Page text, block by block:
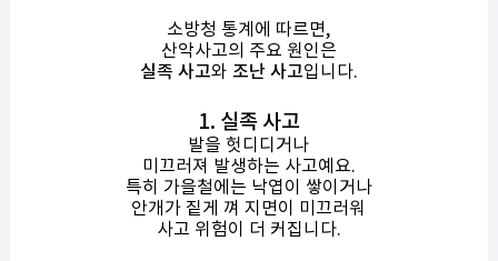
소방청 통계에 따르면,
산악사고의 주요 원인은
실족 사고와 조난 사고입니다.
1. 실족 사고
발을 헛디디거나
미끄러져 발생하는 사고예요.
특히 가을철에는 낙엽이 쌓이거나
안개가 짙게 껴 지면이 미끄러워
사고 위험이 더 커집니다.